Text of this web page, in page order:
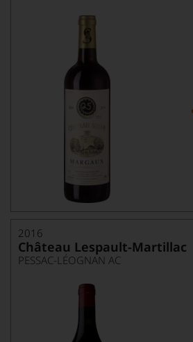
2016
Château Lespault-Martillac
PESSAC-LÉOGNAN AC